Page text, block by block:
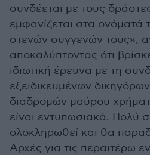
συνδέεται με τους
εμφανίζεται στα ονόματά
στενών συγγενών τους»,
αποκαλύπτοντας ότι
ιδιωτική έρευνα με τη
εξειδικευμένων
διαδρομών μαύρου
είναι εντυπωσιακά. Πολύ
ολοκληρωθεί και θα
Αρχές για τις περαιτέρω